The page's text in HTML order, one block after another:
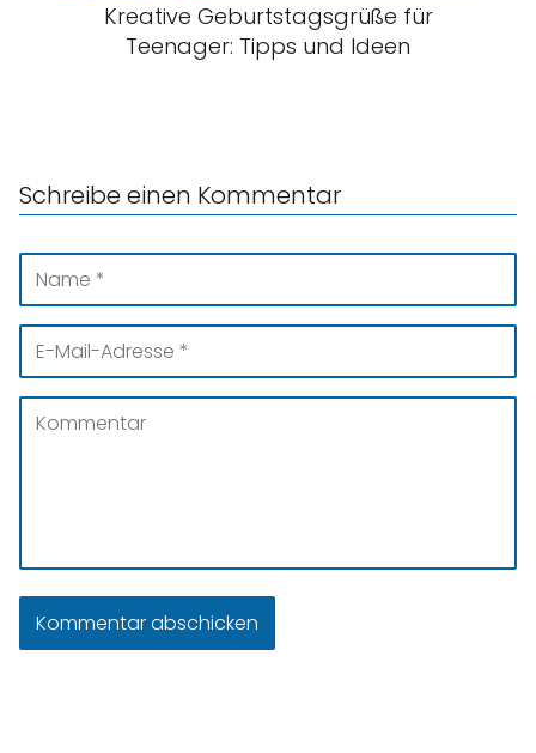
Kreative Geburtstagsgrüße für
Teenager: Tipps und Ideen
Schreibe einen Kommentar